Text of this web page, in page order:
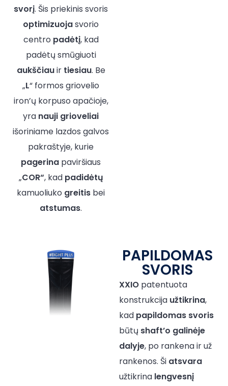
svorį. Šis priekinis svoris
optimizuojasvorio
centro padėtį, kad
padėtų smūgiuoti
aukščiauir tiesiau. Be
„L“ formos griovelio
iron’ų korpuso apačioje,
yra nauji grioveliai
išoriniame lazdos galvos
pakraštyje, kurie
pagerina paviršiaus
„COR“, kad padidėtų
kamuoliuko greitis bei
atstumas.
PAPILDOMAS
SVORIS
XXIO patentuota
konstrukcija užtikrina,
kad papildomas svoris
būtų shaft’o galinėje
dalyje, po rankena ir už
rankenos. Ši atsvara
užtikrina lengvesnį